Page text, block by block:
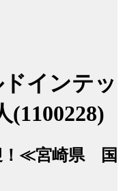
インテッ
(1100228)
！≪宮崎県 国